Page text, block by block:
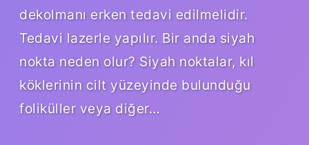
dekolmanı erken tedavi edilmelidir.
Tedavi lazerle yapılır. Bir anda siyah
nokta neden olur? Siyah noktalar, kıl
köklerinin cilt yüzeyinde bulunduğu
foliküller veya diğer…